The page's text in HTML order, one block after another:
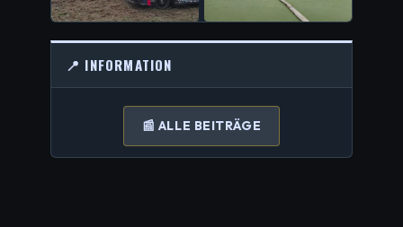
📍 INFORMATION
📰 ALLE BEITRÄGE